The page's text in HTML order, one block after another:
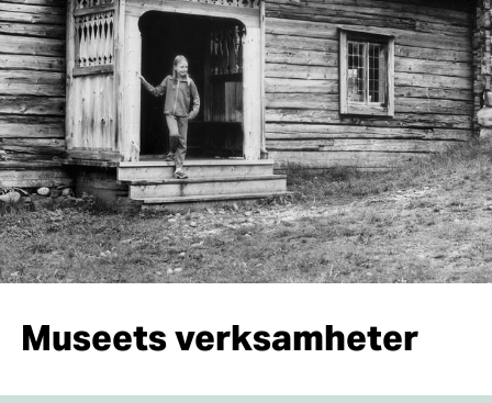
Museets verksamheter